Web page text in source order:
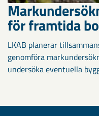
för framtida
LKAB planerar
genomföra
undersöka eventuella